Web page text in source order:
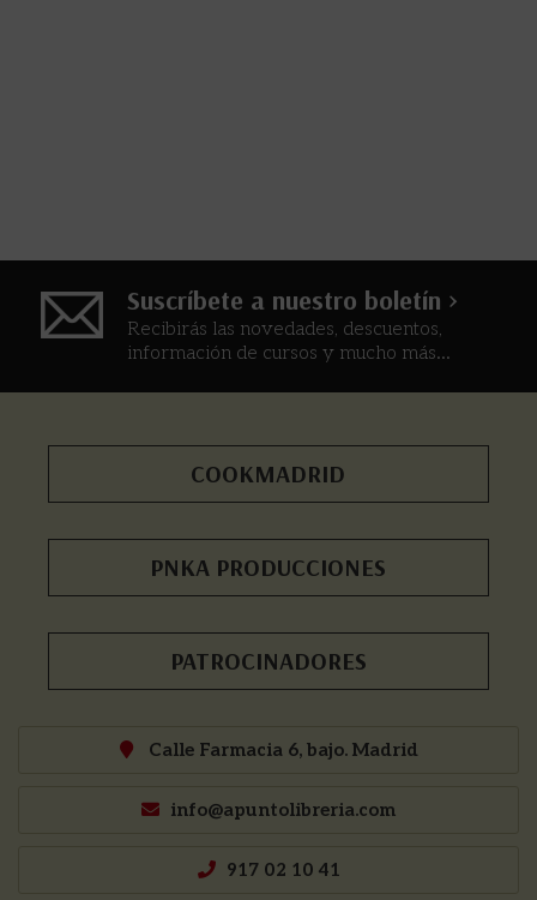
Suscríbete a nuestro boletín >
Recibirás las novedades, descuentos,
información de cursos y mucho más...
COOKMADRID
PNKA PRODUCCIONES
PATROCINADORES
Calle Farmacia 6, bajo. Madrid
info@apuntolibreria.com
917 02 10 41